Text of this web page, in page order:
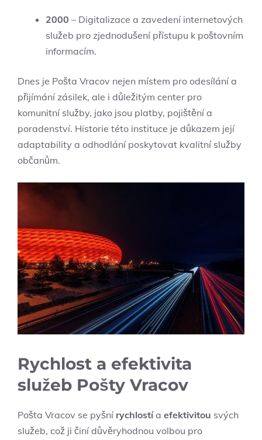
2000 – Digitalizace a zavedení internetových
služeb pro zjednodušení přístupu k poštovním
informacím.
Dnes je Pošta Vracov nejen místem pro odesílání a
přijímání zásilek, ale i důležitým center pro
komunitní služby, jako jsou platby, pojištění a
poradenství. Historie této instituce je důkazem její
adaptability a odhodlání poskytovat kvalitní služby
občanům.
Rychlost a efektivita
služeb Pošty Vracov
Pošta Vracov se pyšní rychlostía efektivitou svých
služeb, což ji činí důvěryhodnou volbou pro